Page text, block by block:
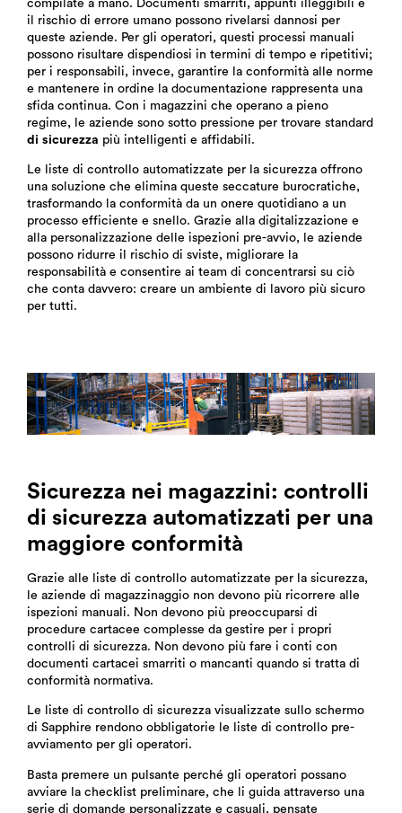
compilate a mano. Documenti smarriti, appunti illeggibili e
il rischio di errore umano possono rivelarsi dannosi per
queste aziende. Per gli operatori, questi processi manuali
possono risultare dispendiosi in termini di tempo e ripetitivi;
per i responsabili, invece, garantire la conformità alle norme
e mantenere in ordine la documentazione rappresenta una
sfida continua. Con i magazzini che operano a pieno
regime, le aziende sono sotto pressione per trovare standard
di sicurezza più intelligenti e affidabili.
Le liste di controllo automatizzate per la sicurezza offrono
una soluzione che elimina queste seccature burocratiche,
trasformando la conformità da un onere quotidiano a un
processo efficiente e snello. Grazie alla digitalizzazione e
alla personalizzazione delle ispezioni pre-avvio, le aziende
possono ridurre il rischio di sviste, migliorare la
responsabilità e consentire ai team di concentrarsi su ciò
che conta davvero: creare un ambiente di lavoro più sicuro
per tutti.
Sicurezza nei magazzini: controlli
di sicurezza automatizzati per una
maggiore conformità
Grazie alle liste di controllo automatizzate per la sicurezza,
le aziende di magazzinaggio non devono più ricorrere alle
ispezioni manuali. Non devono più preoccuparsi di
procedure cartacee complesse da gestire per i propri
controlli di sicurezza. Non devono più fare i conti con
documenti cartacei smarriti o mancanti quando si tratta di
conformità normativa.
Le liste di controllo di sicurezza visualizzate sullo schermo
di Sapphire rendono obbligatorie le liste di controllo pre-
avviamento per gli operatori.
Basta premere un pulsante perché gli operatori possano
avviare la checklist preliminare, che li guida attraverso una
serie di domande personalizzate e casuali, pensate